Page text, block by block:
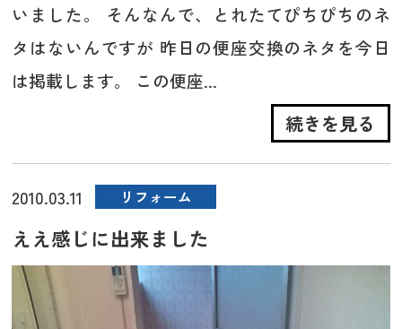
いました。 そんなんで、とれたてぴちぴちのネ
タはないんですが 昨日の便座交換のネタを今日
は掲載します。 この便座...
続きを見る
2010.03.11 リフォーム
ええ感じに出来ました